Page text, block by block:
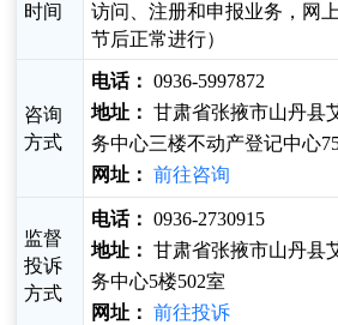
时间
访问、注册和申报业务，网
节后正常进行）
咨询
方式
电话： 0936-5997872
地址： 甘肃省张掖市山丹县
务中心三楼不动产登记中心
网址： 前往咨询
监督
投诉
方式
电话： 0936-2730915
地址： 甘肃省张掖市山丹县
务中心5楼502室
网址： 前往投诉